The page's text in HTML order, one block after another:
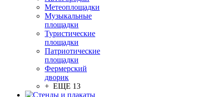
Метеоплощадки
Музыкальные
площадки
Туристические
площадки
Патриотические
площадки
Фермерский
дворик
+ ЕЩЕ 13